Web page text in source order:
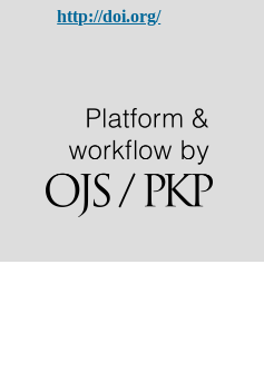
http://doi.org/